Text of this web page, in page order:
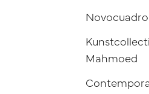
Novocuadro
Mahmoed